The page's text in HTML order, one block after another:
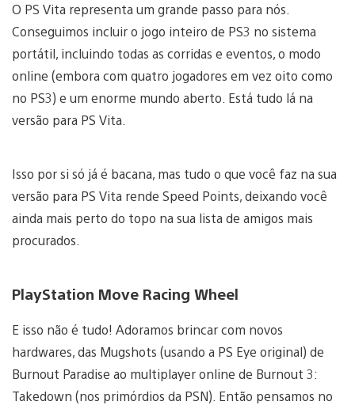
O PS Vita representa um grande passo para nós.
Conseguimos incluir o jogo inteiro de PS3 no sistema
portátil, incluindo todas as corridas e eventos, o modo
online (embora com quatro jogadores em vez oito como
no PS3) e um enorme mundo aberto. Está tudo lá na
versão para PS Vita.
Isso por si só já é bacana, mas tudo o que você faz na sua
versão para PS Vita rende Speed Points, deixando você
ainda mais perto do topo na sua lista de amigos mais
procurados.
PlayStation Move Racing Wheel
E isso não é tudo! Adoramos brincar com novos
hardwares, das Mugshots (usando a PS Eye original) de
Burnout Paradise ao multiplayer online de Burnout 3:
Takedown (nos primórdios da PSN). Então pensamos no